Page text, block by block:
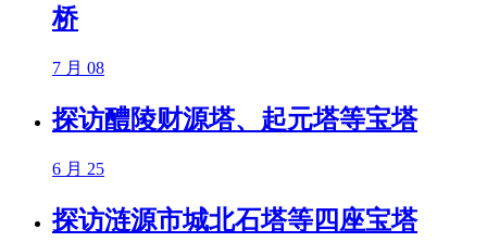
桥
7 月 08
探访醴陵财源塔、起元塔等宝塔
6 月 25
探访涟源市城北石塔等四座宝塔